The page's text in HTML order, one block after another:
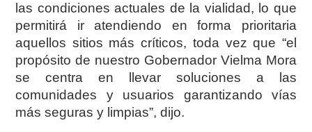
las condiciones actuales de la vialidad, lo que
permitirá ir atendiendo en forma prioritaria
aquellos sitios más críticos, toda vez que “el
propósito de nuestro Gobernador Vielma Mora
se centra en llevar soluciones a las
comunidades y usuarios garantizando vías
más seguras y limpias”, dijo.